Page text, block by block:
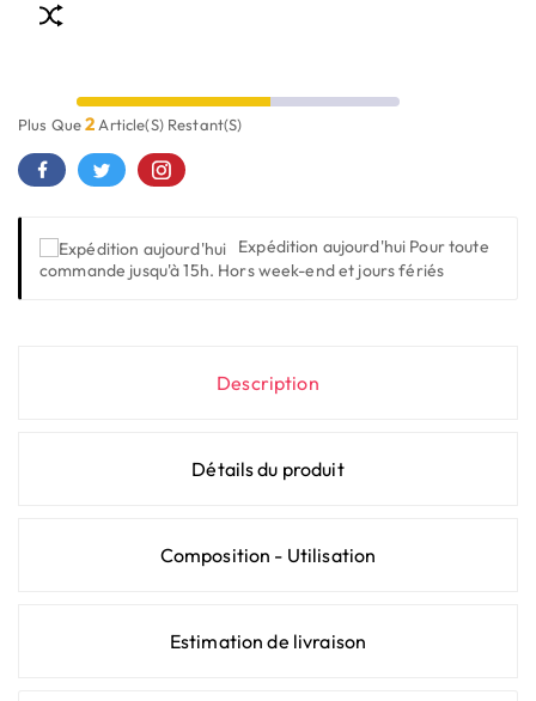
Plus Que2Article(s) Restant(s)
Expédition aujourd'hui Pour toute
commande jusqu'à 15h. Hors week-end et jours fériés
Description
Détails du produit
Composition - Utilisation
Estimation de livraison